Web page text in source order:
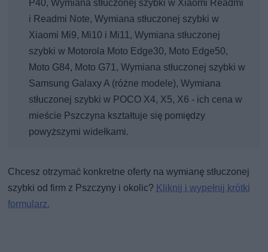
P40, Wymiana stłuczonej szybki w Xiaomi Readmi
i Readmi Note, Wymiana stłuczonej szybki w
Xiaomi Mi9, Mi10 i Mi11, Wymiana stłuczonej
szybki w Motorola Moto Edge30, Moto Edge50,
Moto G84, Moto G71, Wymiana stłuczonej szybki w
Samsung Galaxy A (różne modele), Wymiana
stłuczonej szybki w POCO X4, X5, X6 - ich cena w
mieście Pszczyna kształtuje się pomiędzy
powyższymi widełkami.
Chcesz otrzymać konkretne oferty na wymianę stłuczonej
szybki od firm z Pszczyny i okolic? Kliknij i wypełnij krótki
formularz.